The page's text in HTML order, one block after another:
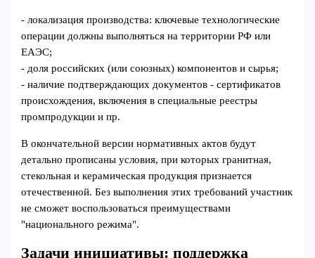
- локализация производства: ключевые технологические
операции должны выполняться на территории РФ или
ЕАЭС;
- доля российских (или союзных) компонентов и сырья;
- наличие подтверждающих документов - сертификатов
происхождения, включения в специальные реестры
промпродукции и пр.
В окончательной версии нормативных актов будут
детально прописаны условия, при которых гранитная,
стекольная и керамическая продукция признается
отечественной. Без выполнения этих требований участник
не сможет воспользоваться преимуществами
"национального режима".
Задачи инициативы: поддержка